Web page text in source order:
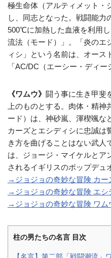
極生命体（アルティメット・
し、同志となった。戦闘能力
500℃に加熱した血液を利用
流法（モード）」。「炎のエ
ィシ」という名前は、オース
「AC/DC（エーシー・ディー
《ワムウ》 闘う事に生き甲斐
上のものとする。肉体・精
ード）は、神砂嵐、渾楔颯な
カーズとエシディシに忠誠は
き方を曲げることはない武人
は、ジョージ・マイケルとア
されるイギリスのポップデュ
→ジョジョの奇妙な冒険 カー
→ジョジョの奇妙な冒険 エシ
→ジョジョの奇妙な冒険 ワム
柱の男たちの名言 目次